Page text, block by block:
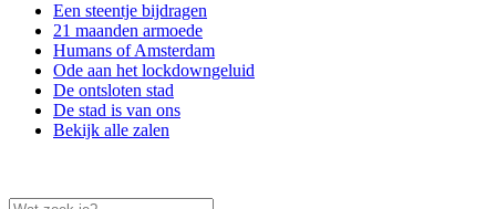
Een steentje bijdragen
21 maanden armoede
Humans of Amsterdam
Ode aan het lockdowngeluid
De ontsloten stad
De stad is van ons
Bekijk alle zalen